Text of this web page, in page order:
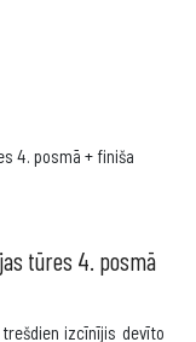
tūres 4. posmā
izcīnījis devīto